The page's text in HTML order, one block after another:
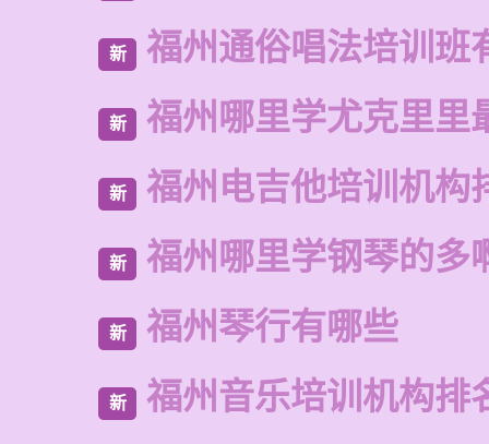
新 福州通俗唱法培训班
新 福州哪里学尤克里里
新 福州电吉他培训机构
新 福州哪里学钢琴的多
新 福州琴行有哪些
新 福州音乐培训机构排